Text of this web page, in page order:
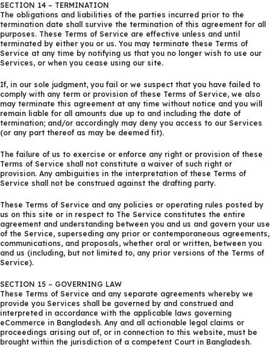
SECTION 14 – TERMINATION
The obligations and liabilities of the parties incurred prior to the
termination date shall survive the termination of this agreement for all
purposes. These Terms of Service are effective unless and until
terminated by either you or us. You may terminate these Terms of
Service at any time by notifying us that you no longer wish to use our
Services, or when you cease using our site.
If, in our sole judgment, you fail or we suspect that you have failed to
comply with any term or provision of these Terms of Service, we also
may terminate this agreement at any time without notice and you will
remain liable for all amounts due up to and including the date of
termination; and/or accordingly may deny you access to our Services
(or any part thereof as may be deemed fit).
The failure of us to exercise or enforce any right or provision of these
Terms of Service shall not constitute a waiver of such right or
provision. Any ambiguities in the interpretation of these Terms of
Service shall not be construed against the drafting party.
These Terms of Service and any policies or operating rules posted by
us on this site or in respect to The Service constitutes the entire
agreement and understanding between you and us and govern your use
of the Service, superseding any prior or contemporaneous agreements,
communications, and proposals, whether oral or written, between you
and us (including, but not limited to, any prior versions of the Terms of
Service).
SECTION 15 – GOVERNING LAW
These Terms of Service and any separate agreements whereby we
provide you Services shall be governed by and construed and
interpreted in accordance with the applicable laws governing
eCommerce in Bangladesh. Any and all actionable legal claims or
proceedings arising out of, or in connection to this website, must be
brought within the jurisdiction of a competent Court in Bangladesh.